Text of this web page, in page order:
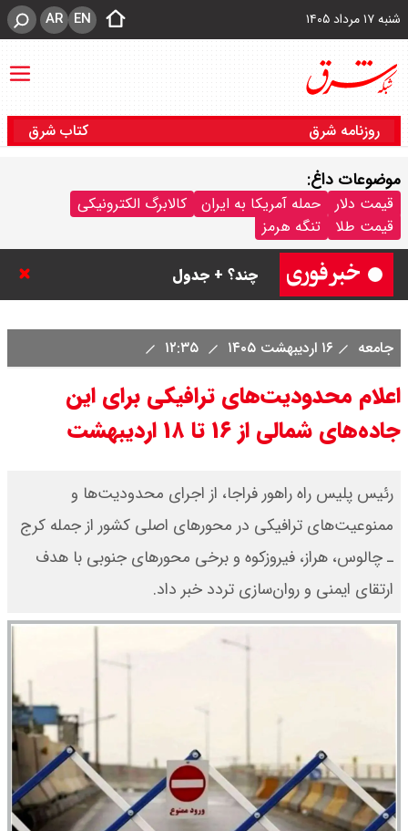
شنبه ۱۷ مرداد ۱۴۰۵ EN
AR
روزنامه شرق کتاب شرق
موضوعات داغ:
قیمت دلار حمله آمریکا به ایران
کالابرگ الکترونیکی
قیمت طلا
تنگه هرمز
چند؟ + جدول
جامعه ۱۶ اردیبهشت ۱۴۰۵
اعلام محدودیت‌های ترافیکی برای این
جاده‌‌های شمالی از ۱۶ تا ۱۸ اردیبهشت
رئیس پلیس راه راهور فراجا، از اجرای محدودیت‌ها و
ممنوعیت‌های ترافیکی در محورهای اصلی کشور از جمله کرج
ـ چالوس، هراز، فیروزکوه و برخی محورهای جنوبی با هدف
ارتقای ایمنی و روان‌سازی تردد خبر داد.